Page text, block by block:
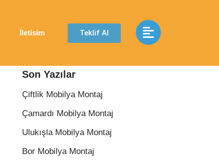
İletisim Teklif Al
Son Yazılar
Çiftlik Mobilya Montaj
Çamardı Mobilya Montaj
Ulukışla Mobilya Montaj
Bor Mobilya Montaj